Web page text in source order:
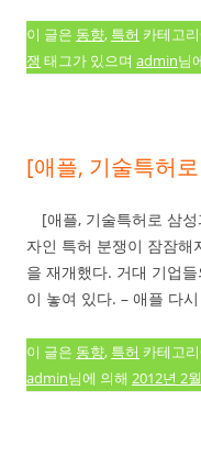
이 글은 동향, 특허 카테고
쟁 태그가 있으며 admin님
[애플, 기술특허
[애플, 기술특허로 삼
자인 특허 분쟁이 잠잠해
을 재개했다. 거대 기업
이 놓여 있다. – 애플 다
이 글은 동향, 특허 카테고
admin님에 의해 2012년 2